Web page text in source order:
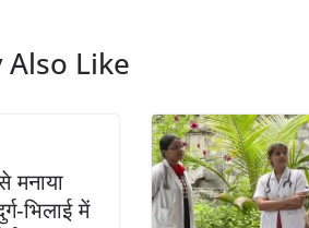
Also Like
मनाया
भिलाई में